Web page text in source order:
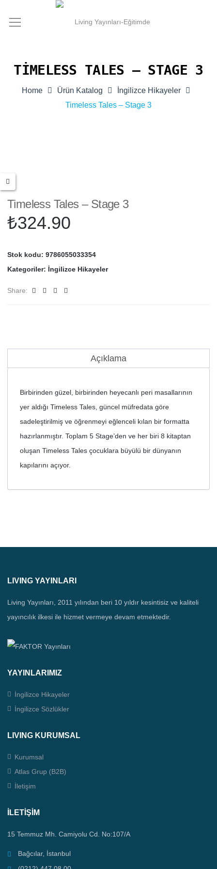
TIMELESS TALES – STAGE 3
Home Ürün Katalog
İngilizce Hikayeler
Timeless Tales – Stage 3
Timeless Tales – Stage 3
₺324.90
Stok kodu: 9786055033354
Kategoriler: İngilizce Hikayeler
Share:
Açıklama
Birbirinden güzel, birbirinden heyecanlı peri masallarının
yer aldığı Timeless Tales, güncel müfredata göre
sadeleştirilmiş ve öğrenmeyi eğlenceli kılan bir formatta
hazırlanmıştır. Toplam 5 Stage’den ve her biri 8 kitaptan
oluşan Timeless Tales çocuklara büyülü bir dünyanın
kapılarını açıyor.
LIVING YAYINLARI
Living Yayınları, 2011 yılından beri 10 yıldır kesintisiz ve kaliteli
yayıncılık ilkesi ile hizmet vermeye devam etmektedir.
YAYINLARIMIZ
İngilizce Hikayeler
İngilizce Sözlükler
LIVING KURUMSAL
Kurumsal
Atlas Grup (B2B)
İletişim
İLETİŞİM
15 Temmuz Mh. Camiyolu Cd. No:107/A
Bağcılar, İstanbul